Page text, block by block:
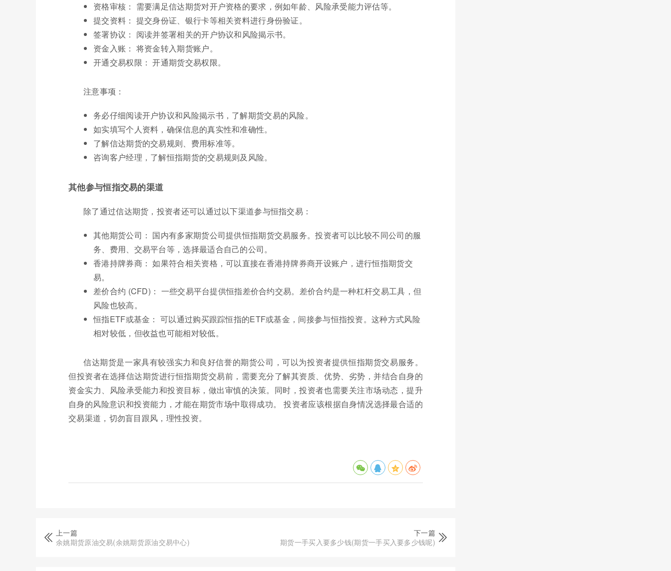
资格审核： 需要满足信达期货对开户资格的要求，例如年龄、风险承受能力评估等。
提交资料： 提交身份证、银行卡等相关资料进行身份验证。
签署协议： 阅读并签署相关的开户协议和风险揭示书。
资金入账： 将资金转入期货账户。
开通交易权限： 开通期货交易权限。
注意事项：
务必仔细阅读开户协议和风险揭示书，了解期货交易的风险。
如实填写个人资料，确保信息的真实性和准确性。
了解信达期货的交易规则、费用标准等。
咨询客户经理，了解恒指期货的交易规则及风险。
其他参与恒指交易的渠道
除了通过信达期货，投资者还可以通过以下渠道参与恒指交易：
其他期货公司： 国内有多家期货公司提供恒指期货交易服务。投资者可以比较不同公司的服
务、费用、交易平台等，选择最适合自己的公司。
香港持牌券商： 如果符合相关资格，可以直接在香港持牌券商开设账户，进行恒指期货交
易。
差价合约 (CFD)： 一些交易平台提供恒指差价合约交易。差价合约是一种杠杆交易工具，但
风险也较高。
恒指ETF或基金： 可以通过购买跟踪恒指的ETF或基金，间接参与恒指投资。这种方式风险
相对较低，但收益也可能相对较低。
信达期货是一家具有较强实力和良好信誉的期货公司，可以为投资者提供恒指期货交易服务。
但投资者在选择信达期货进行恒指期货交易前，需要充分了解其资质、优势、劣势，并结合自身的
资金实力、风险承受能力和投资目标，做出审慎的决策。同时，投资者也需要关注市场动态，提升
自身的风险意识和投资能力，才能在期货市场中取得成功。 投资者应该根据自身情况选择最合适的
交易渠道，切勿盲目跟风，理性投资。
上一篇
余姚期货原油交易(余姚期货原油交易中心)
下一篇
期货一手买入要多少钱(期货一手买入要多少钱呢)